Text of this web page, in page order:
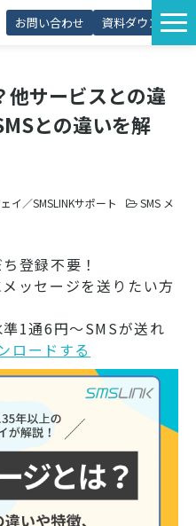
お問い合わせ 資料ダウンロード
理由
価格
ーン
ー制度
他サービスとの違
との違いを解
イ／SMSLINKサポート
SMS メ
登録不要！
ッセージを送りたい方
準1通6円～SMSが送れ
ロードする